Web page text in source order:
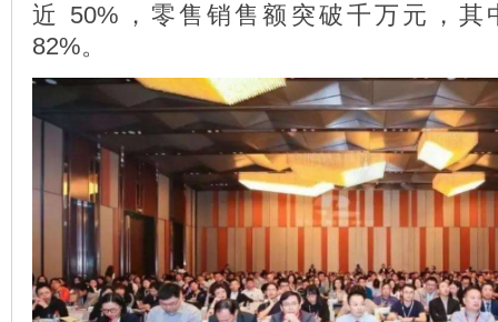
近 50%，零售销售额突破千万元，其
82%。